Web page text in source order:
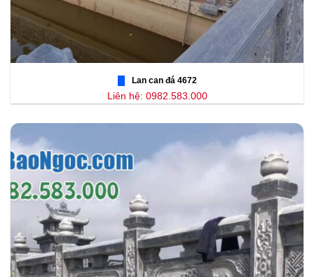
Lan can đá 4672
Liên hệ: 0982.583.000